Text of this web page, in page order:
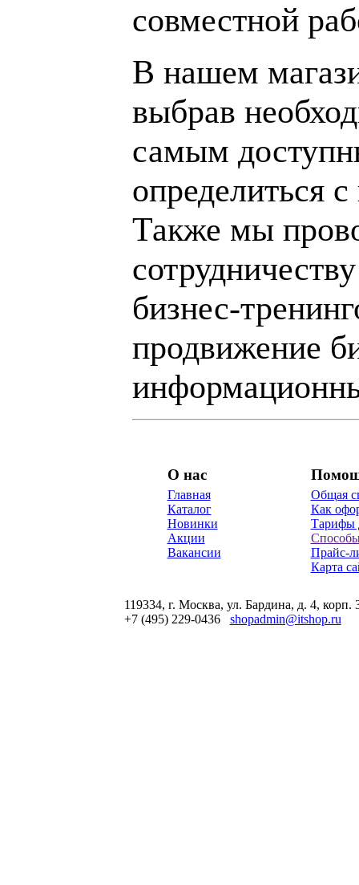
совместной
В нашем
выбрав
самым
определиться
Также мы
бизнес-
продвижение
О нас
Главная
Каталог
Новинки
Акции
Вакансии
Общая
Как
Тарифы
Прайс-
Карта
119334, г. Москва, ул. Бардина, д. 4, корп.
+7 (495) 229-0436 shopadmin@itshop.ru